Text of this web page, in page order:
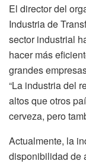
El director del
Industria de
sector industrial
hacer más
grandes
“La industria del
altos que otros
cerveza, pero
Actualmente, la
disponibilidad de